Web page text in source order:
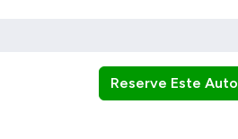
Reserve Este Auto